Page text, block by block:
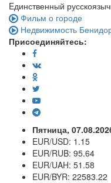
Eдинственный
Фильм о городе
Недвижимость
Присоединяйтесь:
Пятница,
EUR/USD: 1.15
EUR/RUB: 95.64
EUR/UAH: 51.58
EUR/BYR: 22583.22